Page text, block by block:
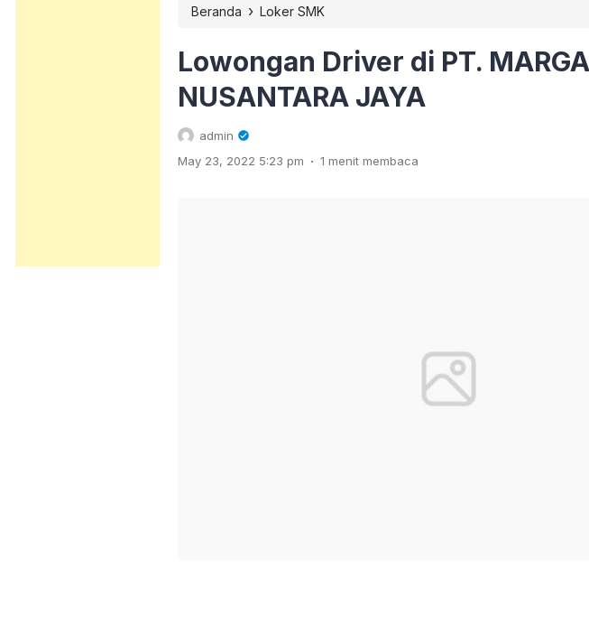
Beranda › Loker SMK
Lowongan Driver di PT. MARGA
NUSANTARA JAYA
admin
May 23, 2022 5:23 pm . 1 menit membaca